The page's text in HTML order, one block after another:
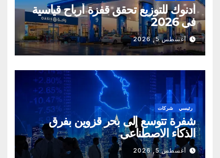
أدنوك للتوزيع تحقق قفزة أرباح قياسية
في 2026
أغسطس 5, 2026
رئيسي شركات
شفرة تتوسع إلى بحر قزوين بفرق
الذكاء الاصطناعي
أغسطس 5, 2026